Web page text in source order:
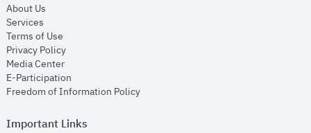
About Us
Services
Terms of Use
Privacy Policyopens in new window
Media Centeropens in new window
E-Participation
Freedom of Information Policyopens in new window
Important Links